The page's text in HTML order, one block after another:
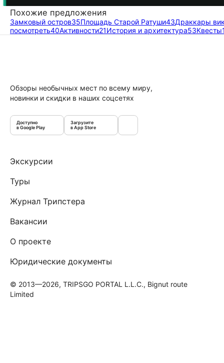
Похожие предложения
Замковый остров35Площадь Старой Ратуши43Драккары
посмотреть40Активности21История и архитектура53Квесты
Обзоры необычных мест по всему миру,
новинки и скидки в наших соцсетях
Доступно
в Google Play
Загрузите
в App Store
Экскурсии
Туры
Журнал Трипстера
Вакансии
О проекте
Юридические документы
© 2013—2026, TRIPSGO PORTAL L.L.C., Bignut route
Limited